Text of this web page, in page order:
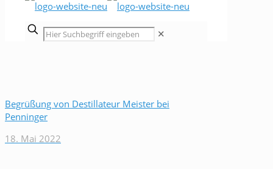
✕
Begrüßung von Destillateur Meister bei
Penninger
18. Mai 2022